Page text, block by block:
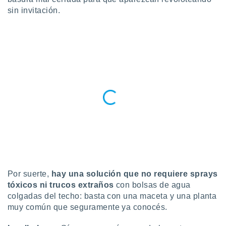
y
cookies
sin invitación.
Por suerte, hay una solución que no requiere sprays
tóxicos ni trucos extraños con bolsas de agua
colgadas del techo: basta con una maceta y una planta
muy común que seguramente ya conocés.